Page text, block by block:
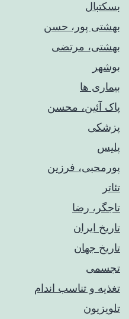
بسکتبال
بهشتی پور، حسن
بهشتی، مرتضی
بوشهر
بیماری ها
پاک آئین، محسن
پزشکی
پلیس
پورمحبی، فرزین
تئاتر
تاجگر، رضا
تاریخ ایران
تاریخ جهان
تجسمی
تغذیه و تناسب اندام
تلویزیون